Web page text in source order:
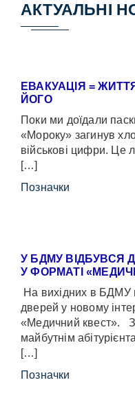
АКТУАЛЬНІ
ЕВАКУАЦІЯ =
ЙОГО
Поки ми доїдали
«Мороку» загинув
військові цифри. Це
[…]
Позначки
У БДМУ ВІДБУВСЯ
У ФОРМАТІ
На вихідних в БДМУ
дверей у новому
«Медичний квест».
майбутнім
[…]
Позначки